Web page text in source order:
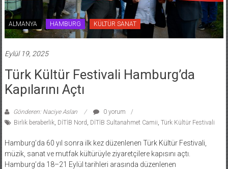
ALMANYA HAMBURG KÜLTÜR SANAT
Eylül 19, 2025
Türk Kültür Festivali Hamburg’da
Kapılarını Açtı
Gönderen: Naciye Aslan
0 yorum
Birlik beraberlik, DİTİB Nord DİTİB Sultanahmet Camii Türk Kültür Festivali
Hamburg’da 60 yıl sonra ilk kez düzenlenen Türk Kültür Festivali,
müzik, sanat ve mutfak kültürüyle ziyaretçilere kapısını açtı.
Hamburg’da 18–21 Eylül tarihleri arasında düzenlenen